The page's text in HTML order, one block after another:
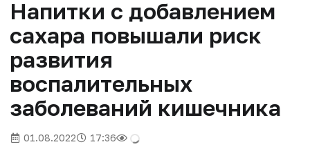
Напитки с добавлением
сахара повышали риск
развития
воспалительных
заболеваний кишечника
01.08.2022 17:36